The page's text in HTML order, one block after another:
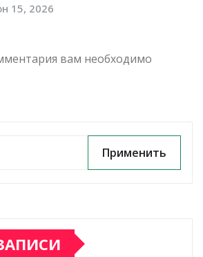
15, 2026
вам необходимо
Применить